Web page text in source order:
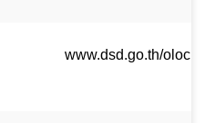
www.dsd.go.th/oloc